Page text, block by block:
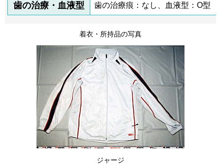
歯の治療・血液型 歯の治療痕：なし、血液型：O型
着衣・所持品の写真
ジャージ